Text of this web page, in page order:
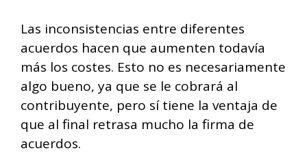
Las inconsistencias entre diferentes
acuerdos hacen que aumenten todavía
más los costes. Esto no es necesariamente
algo bueno, ya que se le cobrará al
contribuyente, pero sí tiene la ventaja de
que al final retrasa mucho la firma de
acuerdos.